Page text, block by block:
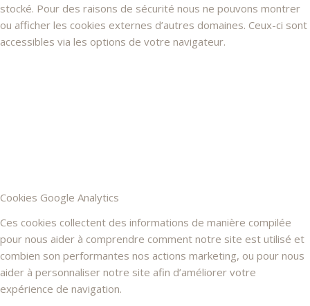
stocké. Pour des raisons de sécurité nous ne pouvons montrer
ou afficher les cookies externes d’autres domaines. Ceux-ci sont
accessibles via les options de votre navigateur.
Cookies Google Analytics
Ces cookies collectent des informations de manière compilée
pour nous aider à comprendre comment notre site est utilisé et
combien son performantes nos actions marketing, ou pour nous
aider à personnaliser notre site afin d’améliorer votre
expérience de navigation.